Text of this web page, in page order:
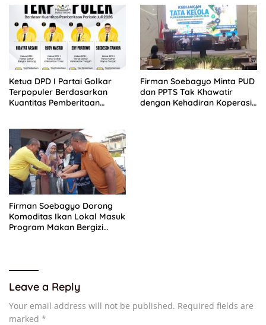
Ketua DPD I Partai Golkar
Terpopuler Berdasarkan
Kuantitas Pemberitaan
Firman Soebagyo Minta PUD
dan PPTS Tak Khawatir
dengan Kehadiran Koperasi
Firman Soebagyo Dorong
Komoditas Ikan Lokal Masuk
Program Makan Bergizi
Leave a Reply
Your email address will not be published. Required fields are
marked *